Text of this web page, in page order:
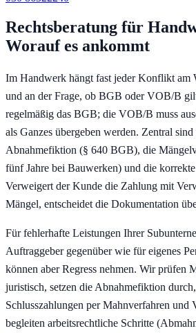
Rechtsberatung für
Worauf es ankommt
Im Handwerk hängt fast jeder Konflikt am
und an der Frage, ob BGB oder VOB/B
regelmäßig das BGB; die VOB/B muss
als Ganzes übergeben werden. Zentral
Abnahmefiktion (§ 640 BGB), die
fünf Jahre bei Bauwerken) und die
Verweigert der Kunde die Zahlung mit
Mängel, entscheidet die Dokumentation
Für fehlerhafte Leistungen Ihrer
Auftraggeber gegenüber wie für eigenes
können aber Regress nehmen. Wir prüfen
juristisch, setzen die Abnahmefiktion
Schlusszahlungen per Mahnverfahren und
begleiten arbeitsrechtliche Schritte